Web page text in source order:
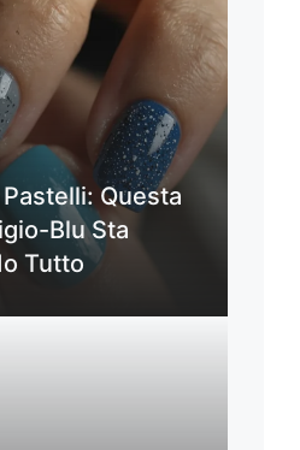
Questa
Blu Sta
Tutto